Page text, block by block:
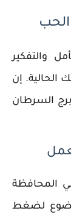
الحب
والتفكير
الحالية. إن
السرطان
المحافظة
لضغط